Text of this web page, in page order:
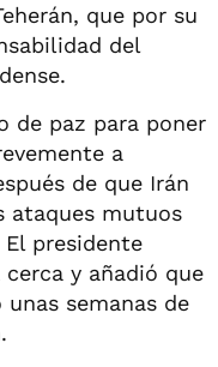
que por su
del
de paz para poner
a
de que Irán
ataques mutuos
presidente
y añadió que
semanas de